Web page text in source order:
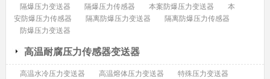
隔爆压力变送器
隔爆压力传感器 本案防爆压力变送器
本
安防爆压力传感器
隔离防爆压力变送器
隔离防爆压力传感器
防爆压力变送器
高温耐腐压力传感器变送器
高温水冷压力变送器 高温熔体压力变送器
特殊压力变送器